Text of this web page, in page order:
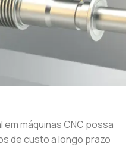
máquinas CNC possa
de custo a longo prazo